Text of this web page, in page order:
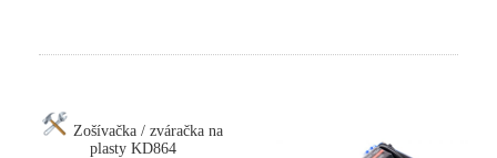
Zošívačka / zváračka na
plasty KD864